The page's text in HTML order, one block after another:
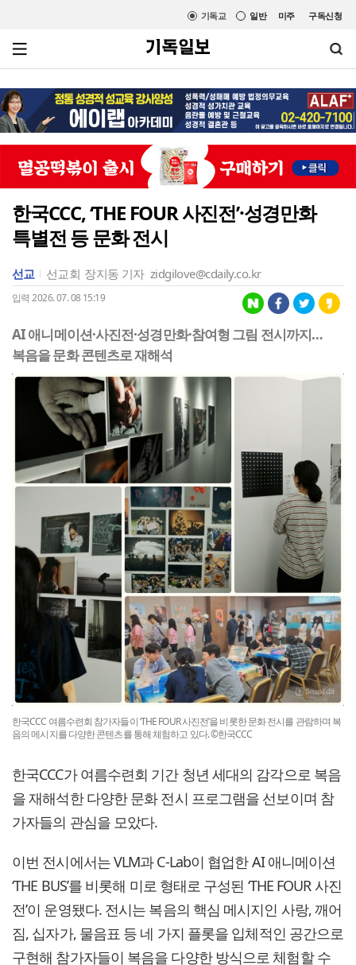
미주 구독신청
일반
기독교
한국CCC, ‘THE FOUR 사진전’·성경만화
특별전 등 문화 전시
선교 선교회 장지동 기자 zidgilove@cdaily.co.kr
입력 2026. 07. 08 15:19
AI 애니메이션·사진전·성경만화·참여형 그림 전시까지…
복음을 문화 콘텐츠로 재해석
한국CCC 여름수련회 참가자들이 ‘THE FOUR 사진전’을 비롯한 문화 전시를 관람하며 복
음의 메시지를 다양한 콘텐츠를 통해 체험하고 있다. ©한국CCC
한국CCC가 여름수련회 기간 청년 세대의 감각으로 복음
을 재해석한 다양한 문화 전시 프로그램을 선보이며 참
가자들의 관심을 모았다.
이번 전시에서는 VLM과 C-Lab이 협업한 AI 애니메이션
‘THE BUS’를 비롯해 미로 형태로 구성된 ‘THE FOUR 사진
전’이 운영됐다. 전시는 복음의 핵심 메시지인 사랑, 깨어
짐, 십자가, 물음표 등 네 가지 플롯을 입체적인 공간으로
구현해 참가자들이 복음을 다양한 방식으로 체험할 수